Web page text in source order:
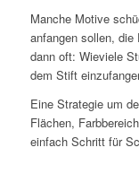
Manche Motive
anfangen sollen, die
dann oft: Wieviele
dem Stift
Eine Strategie um
Flächen,
einfach Schritt für